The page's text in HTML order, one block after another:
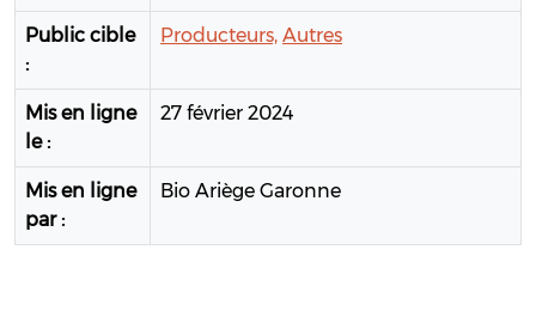
Public cible
:
Producteurs, Autres
Mis en ligne
le :
27 février 2024
Mis en ligne
par :
Bio Ariège Garonne